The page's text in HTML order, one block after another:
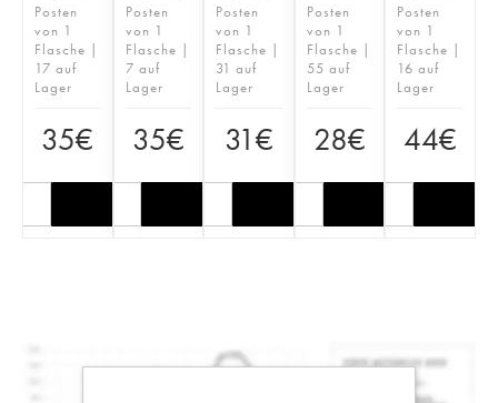
Posten
von 1
Flasche |
17 auf
Lager
35€
Posten
von 1
Flasche |
7 auf
Lager
35€
Posten
von 1
Flasche |
31 auf
Lager
31€
Posten
von 1
Flasche |
55 auf
Lager
28€
Posten
von 1
Flasche |
16 auf
Lager
44€